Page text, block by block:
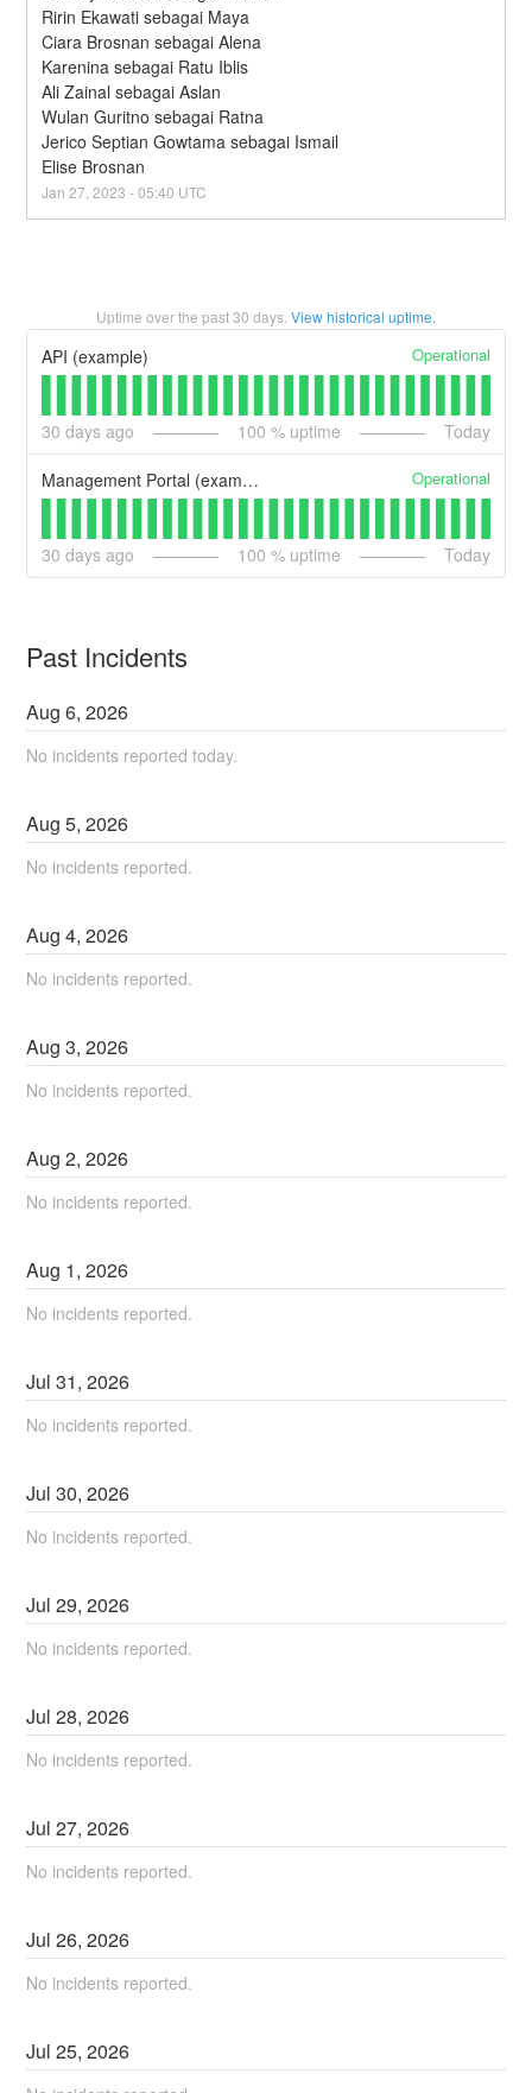
Ririn Ekawati sebagai Maya
Ciara Brosnan sebagai Alena
Karenina sebagai Ratu Iblis
Ali Zainal sebagai Aslan
Wulan Guritno sebagai Ratna
Jerico Septian Gowtama sebagai Ismail
Elise Brosnan
Jan27 ,2023 -05:40 UTC
Uptime over the past30 days. View historical uptime.
API (example) Operational
30 days ago 100 % uptime Today
Management Portal (example) Operational
30 days ago 100 % uptime Today
Past Incidents
Aug6,2026
No incidents reported today.
Aug5,2026
No incidents reported.
Aug4,2026
No incidents reported.
Aug3,2026
No incidents reported.
Aug2,2026
No incidents reported.
Aug 1,2026
No incidents reported.
Jul31,2026
No incidents reported.
Jul30,2026
No incidents reported.
Jul29,2026
No incidents reported.
Jul28,2026
No incidents reported.
Jul27,2026
No incidents reported.
Jul26,2026
No incidents reported.
Jul25,2026